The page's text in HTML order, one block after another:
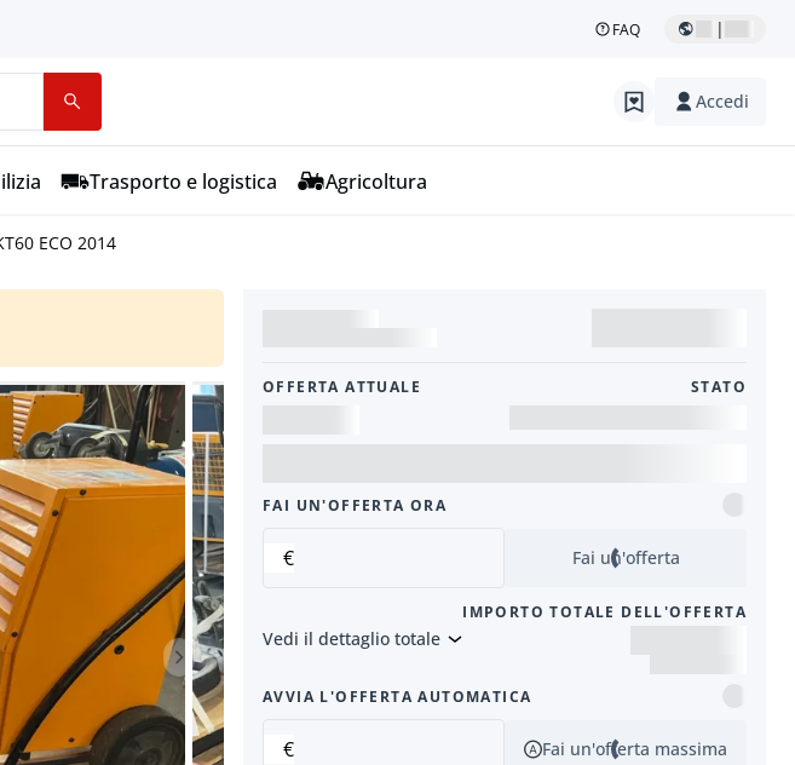
FAQ |
Accedi
Trasporto e logistica Agricoltura
ECO 2014
Articolo successivo
OFFERTA ATTUALE STATO
FAI UN'OFFERTA ORA
€ Fai un'offerta
IMPORTO TOTALE DELL'OFFERTA
Vedi il dettaglio totale
AVVIA L'OFFERTA AUTOMATICA
€ Fai un'offerta massima